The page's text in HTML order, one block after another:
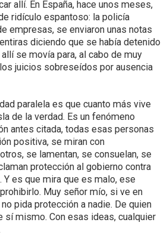
allí. En España, hace unos meses,
ridículo espantoso: la policía
empresas, se enviaron unas notas
diciendo que se había detenido
se movía para, al cabo de muy
juicios sobreseídos por ausencia
paralela es que cuanto más vive
de la verdad. Es un fenómeno
antes citada, todas esas personas
positiva, se miran con
se lamentan, se consuelan, se
protección al gobierno contra
Y es que mira que es malo, ese
Muy señor mío, si ve en
pida protección a nadie. De quien
sí mismo. Con esas ideas, cualquier